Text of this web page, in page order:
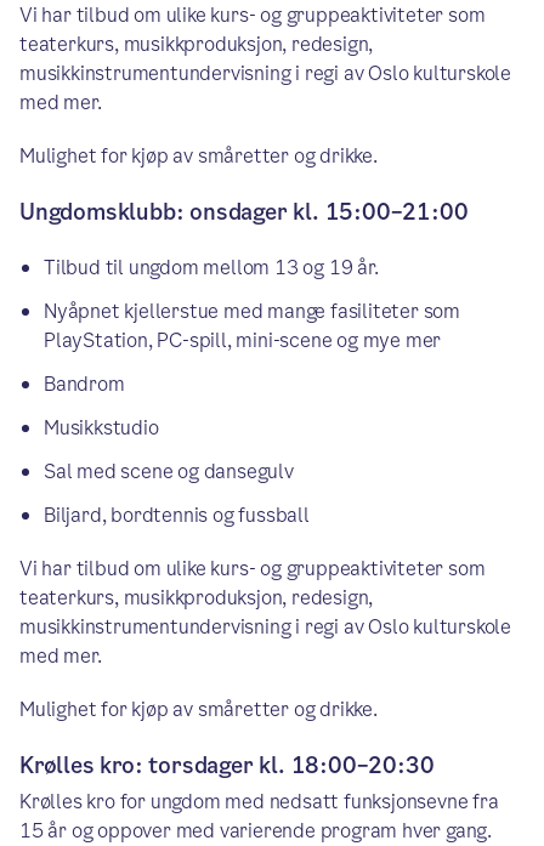
Vi har tilbud om ulike kurs- og gruppeaktiviteter som
teaterkurs, musikkproduksjon, redesign,
musikkinstrumentundervisning i regi av Oslo kulturskole
med mer.
Mulighet for kjøp av småretter og drikke.
Ungdomsklubb: onsdager kl. 15:00–21:00
Tilbud til ungdom mellom 13 og 19 år.
Nyåpnet kjellerstue med mange fasiliteter som
PlayStation, PC-spill, mini-scene og mye mer
Bandrom
Musikkstudio
Sal med scene og dansegulv
Biljard, bordtennis og fussball
Vi har tilbud om ulike kurs- og gruppeaktiviteter som
teaterkurs, musikkproduksjon, redesign,
musikkinstrumentundervisning i regi av Oslo kulturskole
med mer.
Mulighet for kjøp av småretter og drikke.
Krølles kro: torsdager kl. 18:00–20:30
Krølles kro for ungdom med nedsatt funksjonsevne fra
15 år og oppover med varierende program hver gang.